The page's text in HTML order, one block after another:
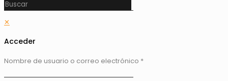
✕
Acceder
Nombre de usuario o correo electrónico *